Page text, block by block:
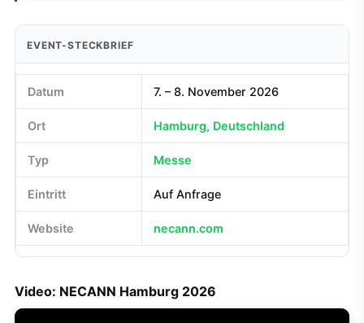
EVENT-STECKBRIEF
Datum 7. – 8. November 2026
Ort Hamburg, Deutschland
Typ Messe
Eintritt Auf Anfrage
Website necann.com
Video: NECANN Hamburg 2026